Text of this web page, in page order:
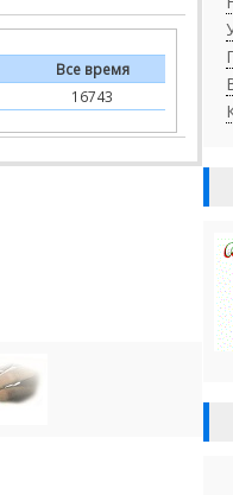
Все время
16743